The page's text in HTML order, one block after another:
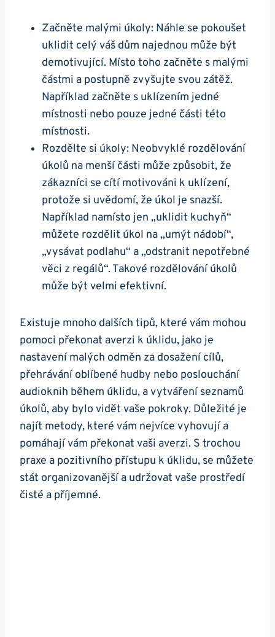
Začněte malými úkoly: Náhle se pokoušet
uklidit celý váš dům najednou může být
demotivující. Místo toho začněte s malými
částmi a postupně zvyšujte svou zátěž.
Například začněte s uklízením jedné
místnosti nebo pouze jedné části této
místnosti.
Rozdělte si úkoly: Neobvyklé rozdělování
úkolů na menší části může způsobit, že
zákazníci se cítí motivováni k uklízení,
protože si uvědomí, že úkol je snazší.
Například namísto jen „uklidit kuchyň“
můžete rozdělit úkol na „umýt nádobí“,
„vysávat podlahu“ a „odstranit nepotřebné
věci z regálů“. Takové rozdělování úkolů
může být velmi efektivní.
Existuje mnoho dalších tipů, které vám mohou
pomoci překonat averzi k úklidu, jako je
nastavení malých odměn za dosažení cílů,
přehrávání oblíbené hudby nebo poslouchání
audioknih během úklidu, a vytváření seznamů
úkolů, aby bylo vidět vaše pokroky. Důležité je
najít metody, které vám nejvíce vyhovují a
pomáhají vám překonat vaši averzi. S trochou
praxe a pozitivního přístupu k úklidu, se můžete
stát organizovanější a udržovat vaše prostředí
čisté a příjemné.